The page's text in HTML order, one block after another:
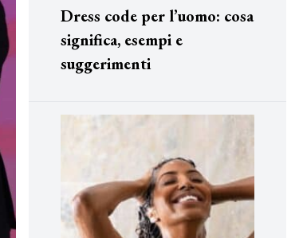
Dress code per l’uomo: cosa
significa, esempi e
suggerimenti